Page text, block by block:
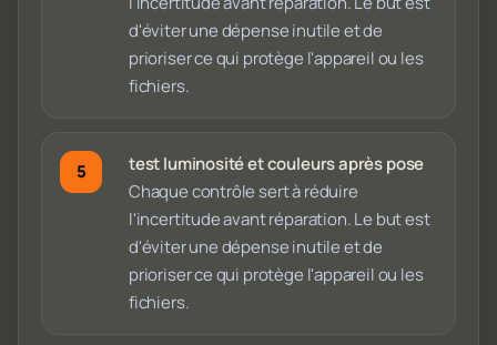
d'éviter une dépense inutile et de
prioriser ce qui protège l'appareil ou les
fichiers.
test luminosité et couleurs après pose
Chaque contrôle sert à réduire
l'incertitude avant réparation. Le but est
d'éviter une dépense inutile et de
prioriser ce qui protège l'appareil ou les
fichiers.